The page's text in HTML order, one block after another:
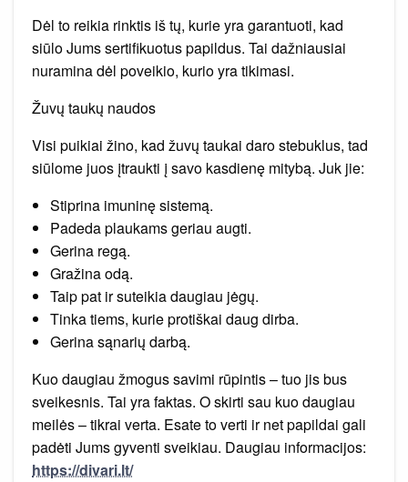
Dėl to reikia rinktis iš tų, kurie yra garantuoti, kad
siūlo Jums sertifikuotus papildus. Tai dažniausiai
nuramina dėl poveikio, kurio yra tikimasi.
Žuvų taukų naudos
Visi puikiai žino, kad žuvų taukai daro stebuklus, tad
siūlome juos įtraukti į savo kasdienę mitybą. Juk jie:
Stiprina imuninę sistemą.
Padeda plaukams geriau augti.
Gerina regą.
Gražina odą.
Taip pat ir suteikia daugiau jėgų.
Tinka tiems, kurie protiškai daug dirba.
Gerina sąnarių darbą.
Kuo daugiau žmogus savimi rūpintis – tuo jis bus
sveikesnis. Tai yra faktas. O skirti sau kuo daugiau
meilės – tikrai verta. Esate to verti ir net papildai gali
padėti Jums gyventi sveikiau. Daugiau informacijos:
https://divari.lt/